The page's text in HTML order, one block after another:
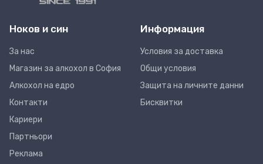
Ноков и син
За нас
Магазин за алкохол в София
Алкохол на едро
Контакти
Кариери
Партньори
Реклама
Информация
Условия за доставка
Общи условия
Защита на личните данни
Бисквитки